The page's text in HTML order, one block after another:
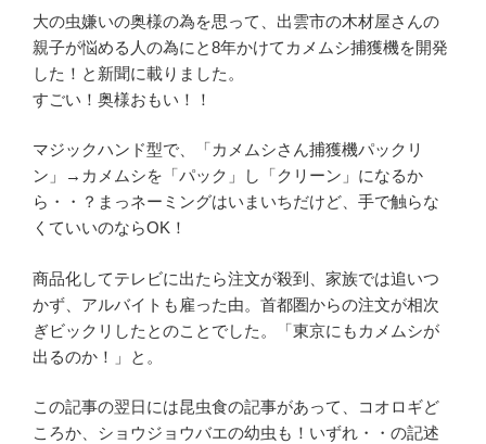
大の虫嫌いの奥様の為を思って、出雲市の木材屋さんの
親子が悩める人の為にと8年かけてカメムシ捕獲機を開発
した！と新聞に載りました。
すごい！奥様おもい！！
マジックハンド型で、「カメムシさん捕獲機パックリ
ン」→カメムシを「パック」し「クリーン」になるか
ら・・？まっネーミングはいまいちだけど、手で触らな
くていいのならOK！
商品化してテレビに出たら注文が殺到、家族では追いつ
かず、アルバイトも雇った由。首都圏からの注文が相次
ぎビックリしたとのことでした。「東京にもカメムシが
出るのか！」と。
この記事の翌日には昆虫食の記事があって、コオロギど
ころか、ショウジョウバエの幼虫も！いずれ・・の記述